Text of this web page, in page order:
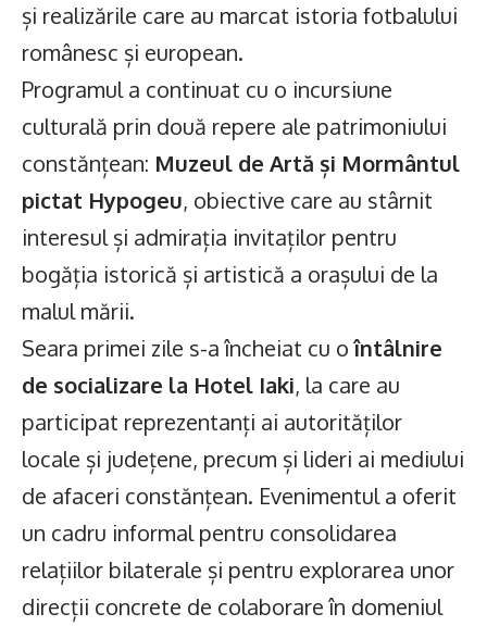
și realizările care au marcat istoria fotbalului
românesc și european.
Programul a continuat cu o incursiune
culturală prin două repere ale patrimoniului
constănțean: Muzeul de Artă și Mormântul
pictat Hypogeu, obiective care au stârnit
interesul și admirația invitaților pentru
bogăția istorică și artistică a orașului de la
malul mării.
Seara primei zile s-a încheiat cu oîntâlnire
de socializare la Hotel Iaki, la care au
participat reprezentanți ai autorităților
locale și județene, precum și lideri ai mediului
de afaceri constănțean. Evenimentul a oferit
un cadru informal pentru consolidarea
relațiilor bilaterale și pentru explorarea unor
direcții concrete de colaborare în domeniul